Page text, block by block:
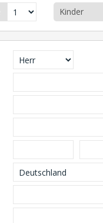
Kinder